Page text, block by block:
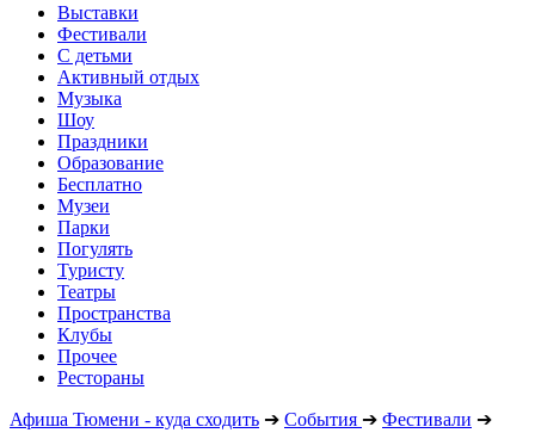
Выставки
Фестивали
С детьми
Активный отдых
Музыка
Шоу
Праздники
Образование
Бесплатно
Музеи
Парки
Погулять
Туристу
Театры
Пространства
Клубы
Прочее
Рестораны
Афиша Тюмени - куда сходить ➔ События ➔ Фестивали ➔